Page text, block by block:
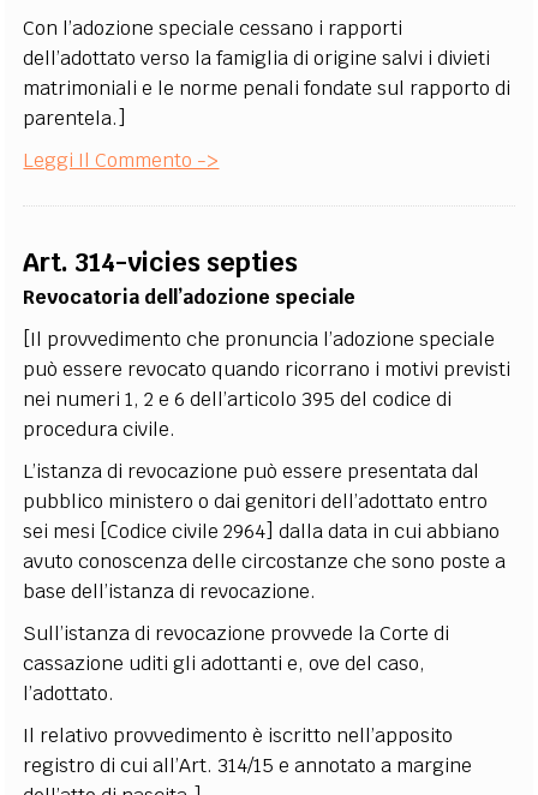
Con l’adozione speciale cessano i rapporti
dell’adottato verso la famiglia di origine salvi i divieti
matrimoniali e le norme penali fondate sul rapporto di
parentela.]
Leggi Il Commento ->
Art. 314-vicies septies
Revocatoria dell’adozione speciale
[Il provvedimento che pronuncia l’adozione speciale
può essere revocato quando ricorrano i motivi previsti
nei numeri 1, 2 e 6 dell’articolo 395 del codice di
procedura civile.
L’istanza di revocazione può essere presentata dal
pubblico ministero o dai genitori dell’adottato entro
sei mesi [Codice civile 2964] dalla data in cui abbiano
avuto conoscenza delle circostanze che sono poste a
base dell’istanza di revocazione.
Sull’istanza di revocazione provvede la Corte di
cassazione uditi gli adottanti e, ove del caso,
l’adottato.
Il relativo provvedimento è iscritto nell’apposito
registro di cui all’Art. 314/15 e annotato a margine